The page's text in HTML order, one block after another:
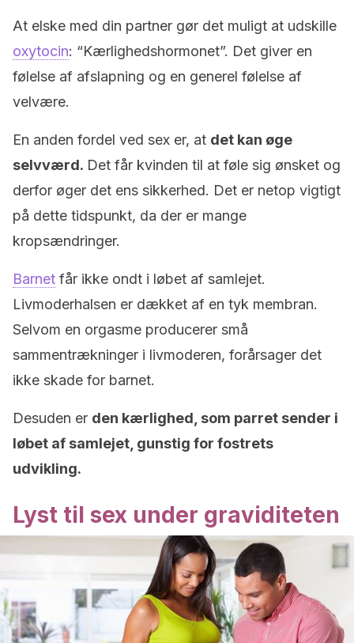
At elske med din partner gør det muligt at udskille
oxytocin: “Kærlighedshormonet”. Det giver en
følelse af afslapning og en generel følelse af
velvære.
En anden fordel ved sex er, at det kan øge
selvværd. Det får kvinden til at føle sig ønsket og
derfor øger det ens sikkerhed. Det er netop vigtigt
på dette tidspunkt, da der er mange
kropsændringer.
Barnet får ikke ondt i løbet af samlejet.
Livmoderhalsen er dækket af en tyk membran.
Selvom en orgasme producerer små
sammentrækninger i livmoderen, forårsager det
ikke skade for barnet.
Desuden er den kærlighed, som parret sender i
løbet af samlejet, gunstig for fostrets
udvikling.
Lyst til sex under graviditeten